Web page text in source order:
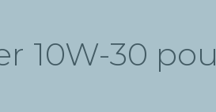
10W-30